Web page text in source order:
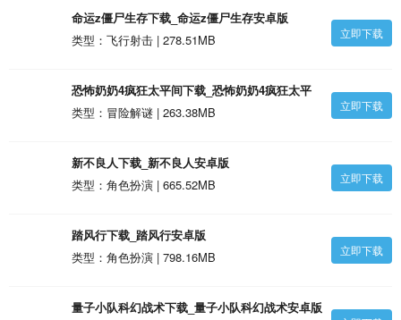
命运z僵尸生存下载_命运z僵尸生存安卓版
类型：飞行射击 | 278.51MB
立即下载
恐怖奶奶4疯狂太平间下载_恐怖奶奶4疯狂太平
间安卓版
类型：冒险解谜 | 263.38MB 立即下载
新不良人下载_新不良人安卓版
类型：角色扮演 | 665.52MB
立即下载
踏风行下载_踏风行安卓版
类型：角色扮演 | 798.16MB
立即下载
量子小队科幻战术下载_量子小队科幻战术安卓版